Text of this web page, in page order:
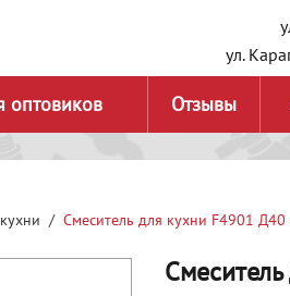
ул.
оптовиков Отзывы
Смеситель для кухни F4901 Д40